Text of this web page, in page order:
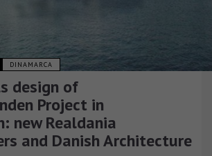
DINAMARCA
design of
Project in
new Realdania
and Danish Architecture